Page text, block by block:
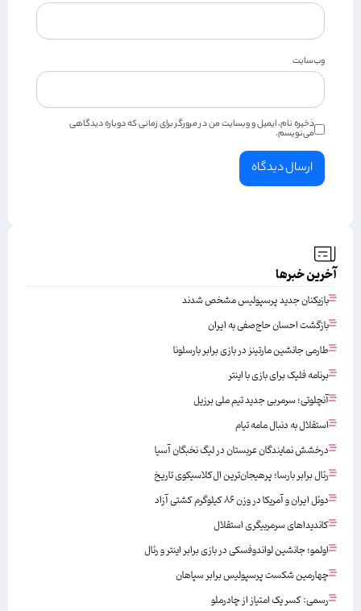
وب‌سایت
ذخیره نام، ایمیل و وبسایت من در مرورگر برای زمانی که دوباره دیدگاهی
می‌نویسم.
آخرین خبرها
بازیکنان جدید پرسپولیس مشخص شدند
بازگشت احسان حاج‌صفی به ایران
طارمی جانشین مارتینز در بازی برابر بارسلونا
برنامه فلیک برای بازی با اینتر
آنچلوتی؛ سرمربی جدید تیم ملی برزیل
استقلال به دنبال مامه تیام
درخشش نمایندگان عربستان در لیگ نخبگان آسیا
رئال برابر بارسا؛ پرهیجان‌‌ترین ال‌کلاسیکوی تاریخ
دوئل ایران و آمریکا در وزن ۸۶ کیلوگرم کشتی آزاد
کاندیداهای سرمربیگری استقلال
اولمو؛ جانشین لواندوفسکی در بازی برابر اینتر و رئال
چهارمین شکست پرسپولیس برابر سپاهان
رسمی: کسر یک امتیاز از چادرملو